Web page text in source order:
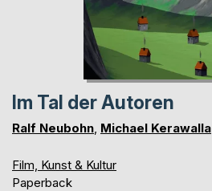
Im Tal der Autoren
Ralf Neubohn Michael Kerawalla
Film, Kunst & Kultur
Paperback